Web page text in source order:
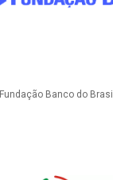
Fundação Banco do Brasil